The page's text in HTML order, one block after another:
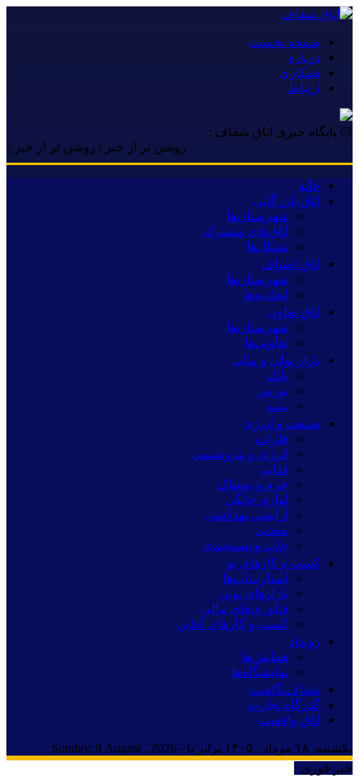
صفحه نخست
درباره
همکاری
ارتباط
۞ پایگاه خبری اتاق شفاف :
روشن تر از خبر | روشن تر از خبر | روشن
خانه
اتاق بازرگانی
شهرستان‌ها
اتاق‌های مشترک
تشکل‌ها
اتاق اصناف
شهرستان‌ها
اتحادیه‌ها
اتاق تعاون
شهرستان‌ها
تعاونی‌ها
بازار پولی و مالی
بانک
بورس
بیمه
صنعت و انرژی
فلزات
انرژی و پتروشیمی
غذایی
چرم و پوشاک
لوازم خانگی
آرایشی بهداشتی
معدنی
چاپ و بسته‌بندی
کسب و کارهای نو
استارت‌آپ‌ها
بازارهای نوین
فناوری‌های مالی
کسب و کارهای آنلاین
رویداد
همایش‌ها
نمایشگاه‌ها
شفاف‌نگاشت
گذرگاه تجارت
اتاق واقعیت
یکشنبه, ۱۸ مرداد , ۱۴۰۵ برابر با - Sunday, 9 August , 2026
خبر فوری :